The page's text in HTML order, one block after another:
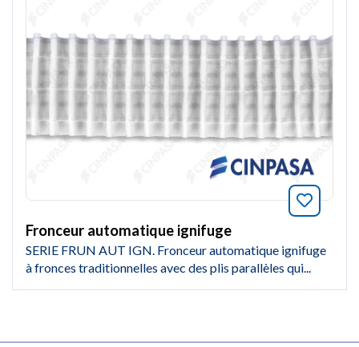
Fronceur automatique ignifuge
SERIE FRUN AUT IGN. Fronceur automatique ignifuge
à fronces traditionnelles avec des plis parallèles qui...